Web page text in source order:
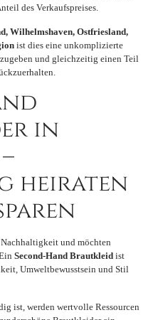
des Verkaufspreises.
Wilhelmshaven, Ostfriesland,
ist dies eine unkomplizierte
und gleichzeitig einen Teil
in
heiraten
und möchten
Second-Hand Brautkleid ist
Umweltbewusstsein und Stil
ist, werden wertvolle Ressourcen